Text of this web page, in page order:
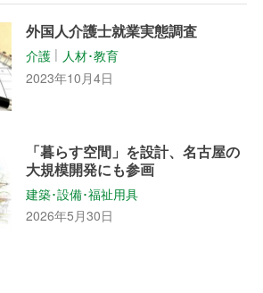
外国人介護士就業実態調査
介護 │ 人材･教育
2023年10月4日
「暮らす空間」を設計、名古屋の
大規模開発にも参画
建築･設備･福祉用具
2026年5月30日